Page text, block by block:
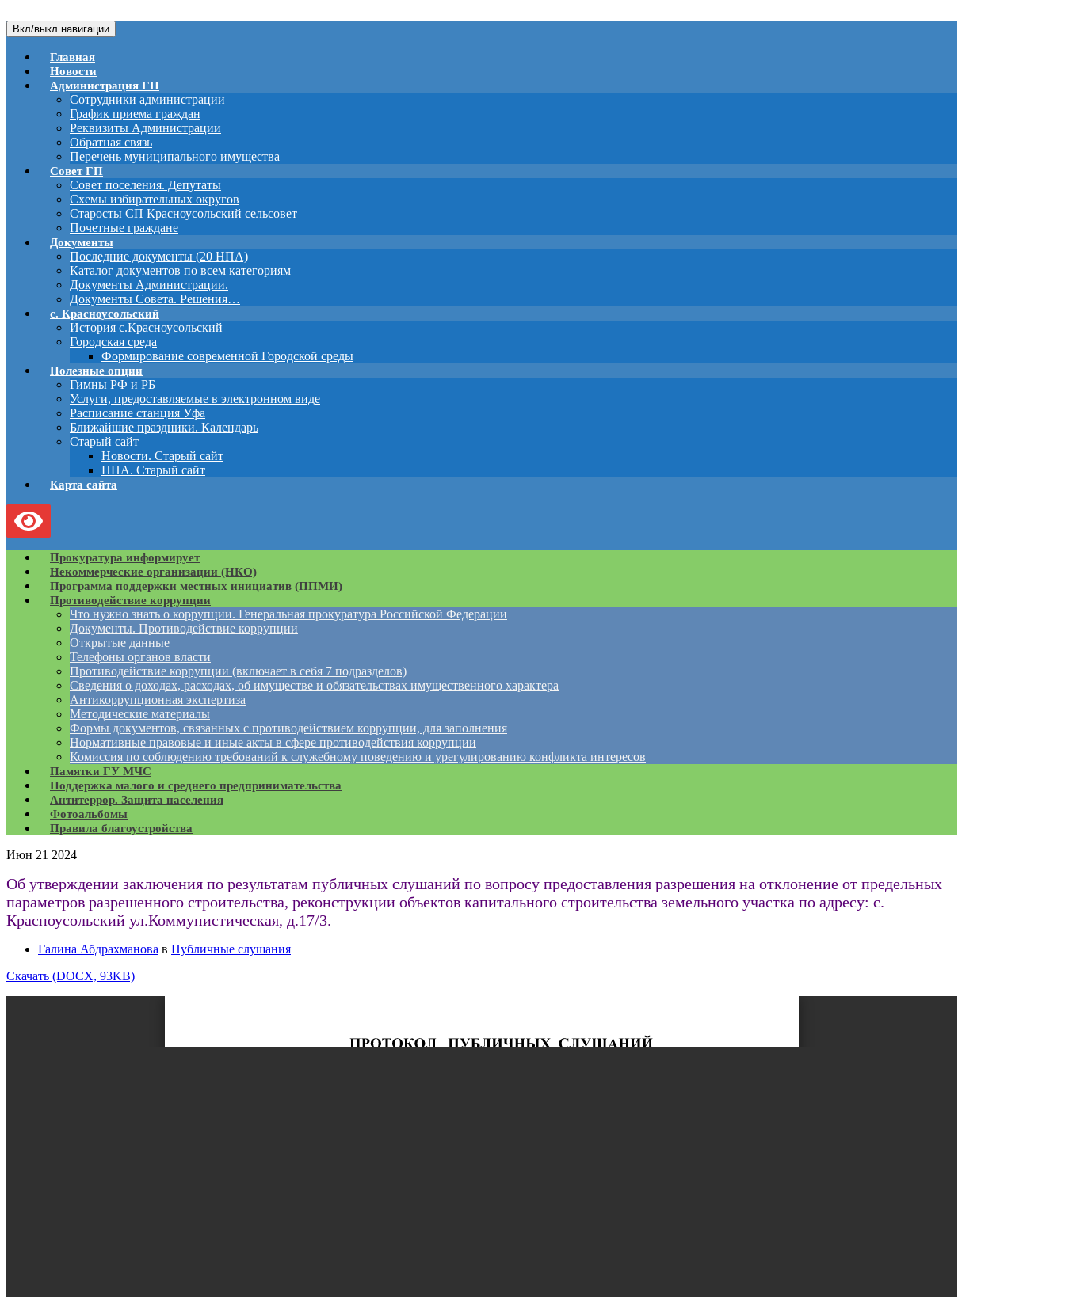
Вкл/выкл навигации
Главная
Новости
Администрация ГП
Сотрудники администрации
График приема граждан
Реквизиты Администрации
Обратная связь
Перечень муниципального имущества
Совет ГП
Совет поселения. Депутаты
Схемы избирательных округов
Старосты СП Красноусольский сельсовет
Почетные граждане
Документы
Последние документы (20 НПА)
Каталог документов по всем категориям
Документы Администрации.
Документы Совета. Решения…
с. Красноусольский
История с.Красноусольский
Городская среда
Формирование современной Городской среды
Полезные опции
Гимны РФ и РБ
Услуги, предоставляемые в электронном виде
Расписание станция Уфа
Ближайшие праздники. Календарь
Старый сайт
Новости. Старый сайт
НПА. Старый сайт
Карта сайта
Прокуратура информирует
Некоммерческие организации (НКО)
Программа поддержки местных инициатив (ППМИ)
Противодействие коррупции
Что нужно знать о коррупции. Генеральная прокуратура Российской Федерации
Документы. Противодействие коррупции
Открытые данные
Телефоны органов власти
Противодействие коррупции (включает в себя 7 подразделов)
Сведения о доходах, расходах, об имуществе и обязательствах имущественного характера
Антикоррупционная экспертиза
Методические материалы
Формы документов, связанных с противодействием коррупции, для заполнения
Нормативные правовые и иные акты в сфере противодействия коррупции
Комиссия по соблюдению требований к служебному поведению и урегулированию конфликта интересов
Памятки ГУ МЧС
Поддержка малого и среднего предпринимательства
Антитеррор. Защита населения
Фотоальбомы
Правила благоустройства
Июн 21 2024
Об утверждении заключения по результатам публичных слушаний по вопросу предоставления разрешения на отклонение от предельных
параметров разрешенного строительства, реконструкции объектов капитального строительства земельного участка по адресу: с.
Красноусольский ул.Коммунистическая, д.17/3.
Галина Абдрахманова в Публичные слушания
Скачать (DOCX, 93KB)